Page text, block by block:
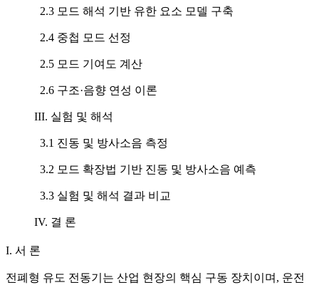
2.3 모드 해석 기반 유한 요소 모델 구축
2.4 중첩 모드 선정
2.5 모드 기여도 계산
2.6 구조·음향 연성 이론
III. 실험 및 해석
3.1 진동 및 방사소음 측정
3.2 모드 확장법 기반 진동 및 방사소음 예측
3.3 실험 및 해석 결과 비교
IV. 결 론
I. 서 론
전폐형 유도 전동기는 산업 현장의 핵심 구동 장치이며, 운전